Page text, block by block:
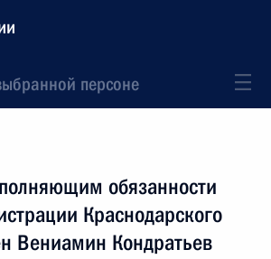
персоне
обязанности
Краснодарского
Вениамин Кондратьев